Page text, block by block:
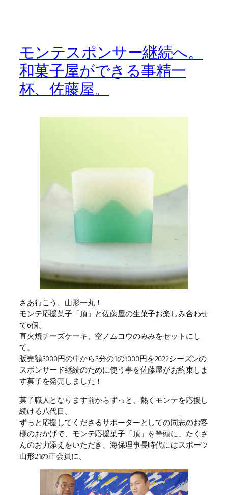
モンテスポンサー継続へ。
和菓子屋ができる事精一
杯、佐藤屋。
さあ行こう、山形一丸！
モンテ応援菓子「頂」と佐藤屋の生菓子お楽しみ合わせ
て6個。
直火焼チーズケーキ、空ノムコウのみみをセットにし
て。
販売額3000円の中から3分の1の1000円を2022シーズンの
スポンサード継続のために使う事を佐藤屋がお約束しま
す菓子を発売しました！
菓子職人となります前からずっと、熱くモンテを応援し
続ける八代目。
ずっと応援してくださるサポーターとしての同志のお客
様のおかげで、モンテ応援菓子「頂」を筆頭に、たくさ
んのお力添えをいただき、海保理事長時代にはスポーツ
山形21の正会員に。